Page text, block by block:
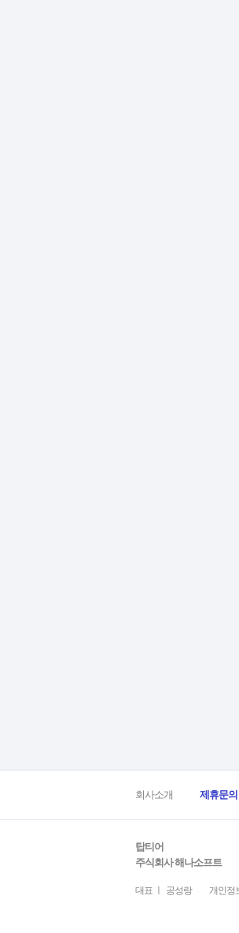
회사소개 제휴문의
탑티어
주식회사 해나소프트
대표 ㅣ 공성랑 개인정